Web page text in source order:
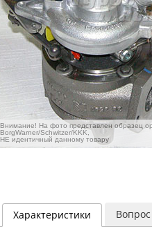
Внимание! На фото представлен образец
BorgWarner/Schwitzer/KKK,
НЕ идентичный данному товару
Характеристики